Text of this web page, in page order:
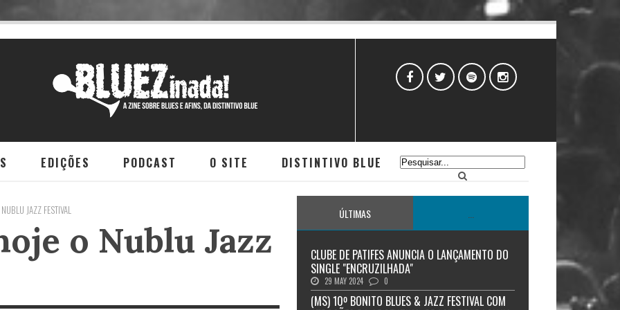
EDIÇÕES PODCAST O SITE DISTINTIVO BLUE
JAZZ FESTIVAL
o Nublu Jazz
ÚLTIMAS
CLUBE DE PATIFES ANUNCIA O LANÇAMENTO DO
SINGLE "ENCRUZILHADA"
29 MAY 2024 0
(MS) 10º BONITO BLUES & JAZZ FESTIVAL COM